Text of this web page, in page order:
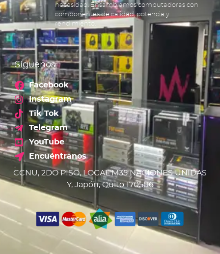
necesidad. Ensamblamos computadoras con
componentes de calidad, potencia y
rendimiento.
Síguenos
Facebook
Instagram
Tik Tok
Telegram
YouTube
Encuéntranos
CCNU, 2DO PISO, LOCAL M35 NACIONES UNIDAS
Y, Japón, Quito 170506